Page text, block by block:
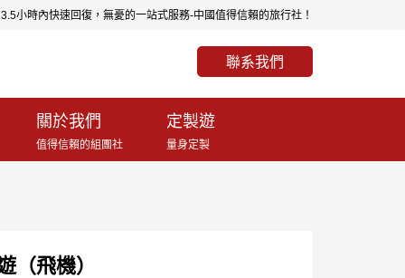
小時內快速回復，無憂的一站式服務-中國值得信賴的旅行社！
聯系我們
關於我們
值得信賴的組團社
定製遊
量身定製
（飛機）